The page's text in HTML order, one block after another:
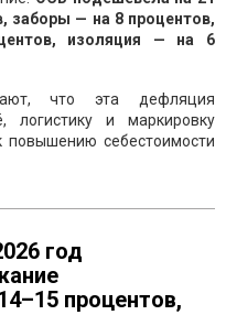
заборы — на 8 процентов,
изоляция — на 6
что эта дефляция
и маркировку
повышению себестоимости
год
процентов,